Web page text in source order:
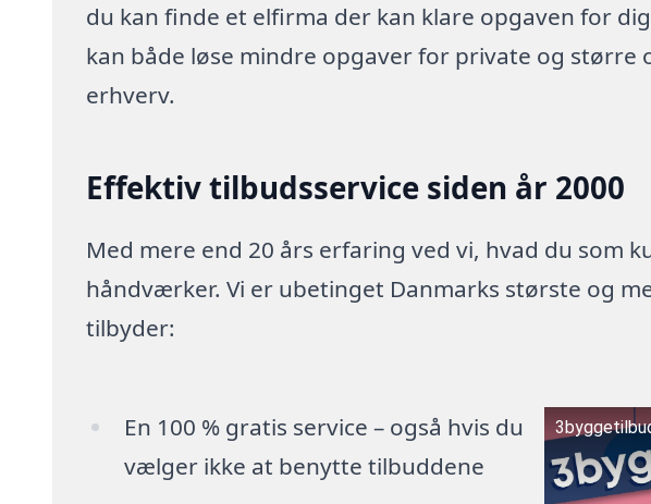
du kan finde et elfirma der kan klare opgaven for
kan både løse mindre opgaver for private og større
erhverv.
Effektiv tilbudsservice siden år 2000
Med mere end 20 års erfaring ved vi, hvad du som
håndværker. Vi er ubetinget Danmarks største og
tilbyder:
En 100 % gratis service – også hvis du
vælger ikke at benytte tilbuddene